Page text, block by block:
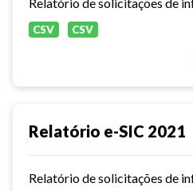
CSV CSV
Relatório e-SIC 2021